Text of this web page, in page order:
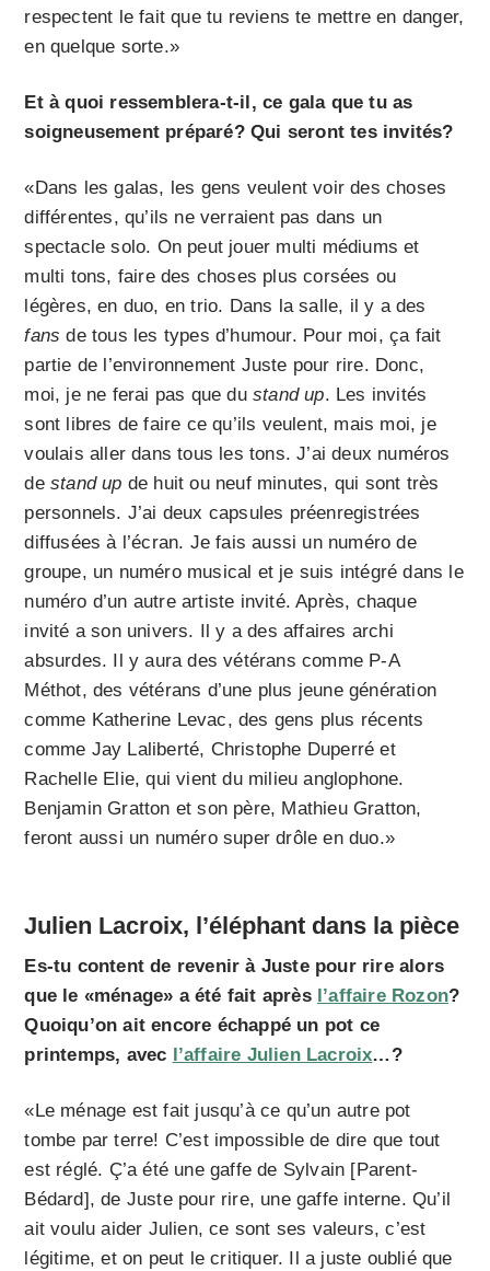
respectent le fait que tu reviens te mettre en danger,
en quelque sorte.»
Et à quoi ressemblera-t-il, ce gala que tu as
soigneusement préparé? Qui seront tes invités?
«Dans les galas, les gens veulent voir des choses
différentes, qu’ils ne verraient pas dans un
spectacle solo. On peut jouer multi médiums et
multi tons, faire des choses plus corsées ou
légères, en duo, en trio. Dans la salle, il y a des
fansde tous les types d’humour. Pour moi, ça fait
partie de l’environnement Juste pour rire. Donc,
moi, je ne ferai pas que dustand up. Les invités
sont libres de faire ce qu’ils veulent, mais moi, je
voulais aller dans tous les tons. J’ai deux numéros
destand up de huit ou neuf minutes, qui sont très
personnels. J’ai deux capsules préenregistrées
diffusées à l’écran. Je fais aussi un numéro de
groupe, un numéro musical et je suis intégré dans le
numéro d’un autre artiste invité. Après, chaque
invité a son univers. Il y a des affaires archi
absurdes. Il y aura des vétérans comme P-A
Méthot, des vétérans d’une plus jeune génération
comme Katherine Levac, des gens plus récents
comme Jay Laliberté, Christophe Duperré et
Rachelle Elie, qui vient du milieu anglophone.
Benjamin Gratton et son père, Mathieu Gratton,
feront aussi un numéro super drôle en duo.»
Julien Lacroix, l’éléphant dans la pièce
Es-tu content de revenir à Juste pour rire alors
que le «ménage» a été fait après l’affaire Rozon?
Quoiqu’on ait encore échappé un pot ce
printemps, avec
l’affaire Julien Lacroix…?
«Le ménage est fait jusqu’à ce qu’un autre pot
tombe par terre! C’est impossible de dire que tout
est réglé. Ç’a été une gaffe de Sylvain [Parent-
Bédard], de Juste pour rire, une gaffe interne. Qu’il
ait voulu aider Julien, ce sont ses valeurs, c’est
légitime, et on peut le critiquer. Il a juste oublié que